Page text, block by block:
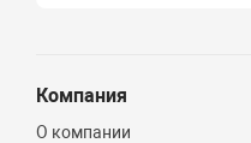
Компания
О компании